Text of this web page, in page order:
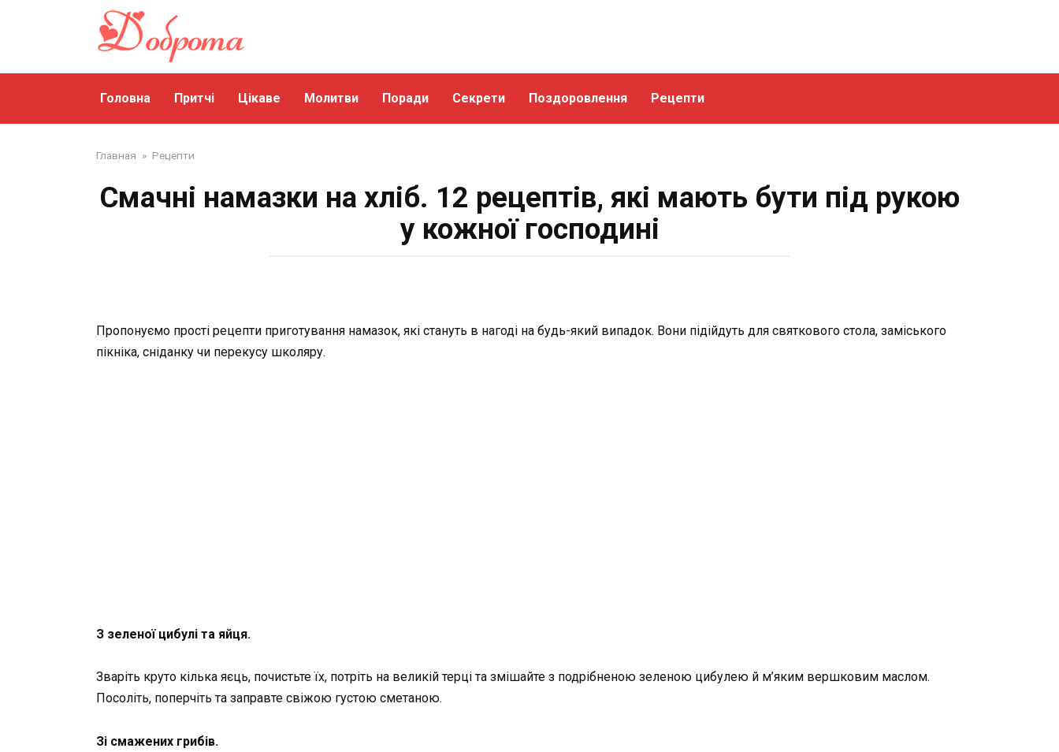
Головна Притчі Цікаве Молитви Поради Секрети Поздоровлення Рецепти
Главная » Рецепти
Смачні намазки на хліб. 12 рецептів, які мають бути під рукою
у кожної господині
Пропонуємо прості рецепти приготування намазок, які стануть в нагоді на будь-який випадок. Вони підійдуть для святкового стола, заміського
пікніка, сніданку чи перекусу школяру.
З зеленої цибулі та яйця.
Зваріть круто кілька яєць, почистьте їх, потріть на великій терці та змішайте з подрібненою зеленою цибулею й м’яким вершковим маслом.
Посоліть, поперчіть та заправте свіжою густою сметаною.
Зі смажених грибів.